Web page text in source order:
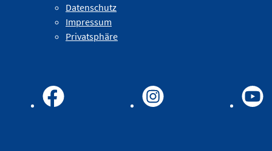
Datenschutz
Impressum
Privatsphäre